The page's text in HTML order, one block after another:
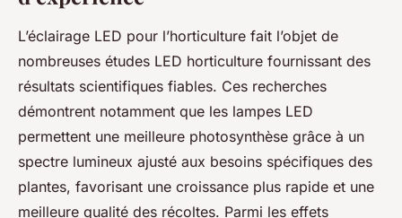
L’éclairage LED pour l’horticulture fait l’objet de
nombreuses études LED horticulture fournissant des
résultats scientifiques fiables. Ces recherches
démontrent notamment que les lampes LED
permettent une meilleure photosynthèse grâce à un
spectre lumineux ajusté aux besoins spécifiques des
plantes, favorisant une croissance plus rapide et une
meilleure qualité des récoltes. Parmi les effets